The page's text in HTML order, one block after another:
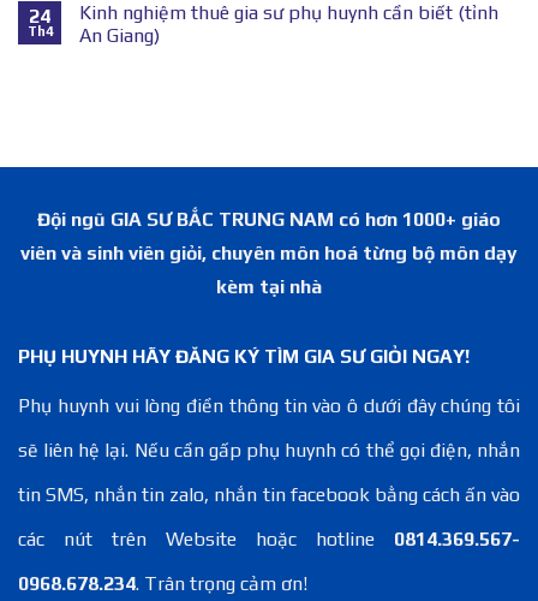
24
Th4
Kinh nghiệm thuê gia sư phụ huynh cần biết (tỉnh
An Giang)
Đội ngũ GIA SƯ BẮC TRUNG NAM có hơn 1000+ giáo
viên và sinh viên giỏi, chuyên môn hoá từng bộ môn dạy
kèm tại nhà
PHỤ HUYNH HÃY ĐĂNG KÝ TÌM GIA SƯ GIỎI NGAY!
Phụ huynh vui lòng điền thông tin vào ô dưới đây chúng tôi
sẽ liên hệ lại. Nếu cần gấp phụ huynh có thể gọi điện, nhắn
tin SMS, nhắn tin zalo, nhắn tin facebook bằng cách ấn vào
các nút trên Website hoặc hotline 0814.369.567-
0968.678.234. Trân trọng cảm ơn!